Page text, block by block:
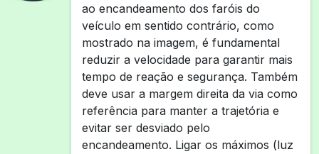
ao encandeamento dos faróis do
veículo em sentido contrário, como
mostrado na imagem, é fundamental
reduzir a velocidade para garantir mais
tempo de reação e segurança. Também
deve usar a margem direita da via como
referência para manter a trajetória e
evitar ser desviado pelo
encandeamento. Ligar os máximos (luz